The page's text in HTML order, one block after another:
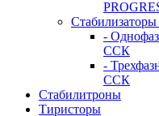
-
ССК
-
ССК
Стабилитроны
Тиристоры